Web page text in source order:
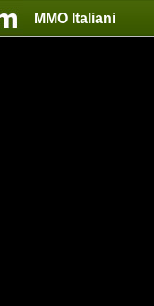
MMO Italiani